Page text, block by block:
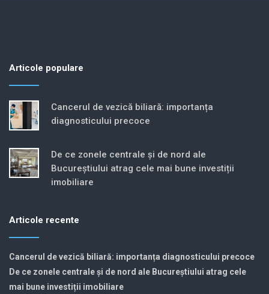
Articole populare
Cancerul de vezică biliară: importanța
diagnosticului precoce
De ce zonele centrale și de nord ale
Bucureștiului atrag cele mai bune investiții
imobiliare
Articole recente
Cancerul de vezică biliară: importanța diagnosticului precoce
De ce zonele centrale și de nord ale Bucureștiului atrag cele
mai bune investiții imobiliare